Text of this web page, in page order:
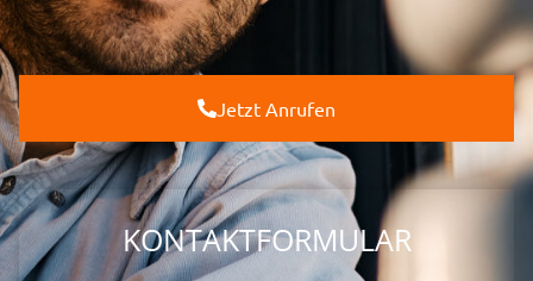
Jetzt Anrufen
KONTAKTFORMULAR